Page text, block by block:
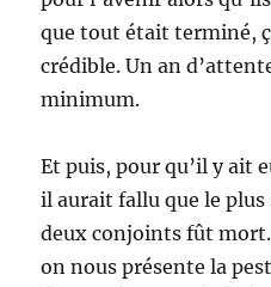
que tout était terminé,
crédible. Un an
minimum.
Et puis, pour qu’il y ait
il aurait fallu que le plus
deux conjoints fût
on nous présente la